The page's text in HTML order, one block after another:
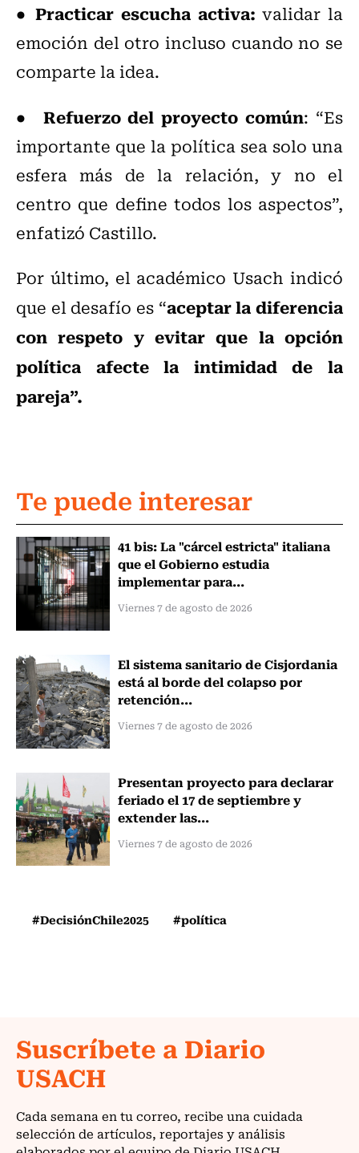
●Practicar escucha activa: validar la
emoción del otro incluso cuando no se
comparte la idea.
● Refuerzo del proyecto común: “Es
importante que la política sea solo una
esfera más de la relación, y no el
centro que define todos los aspectos”,
enfatizó Castillo.
Por último, el académico Usach indicó
que el desafío es “aceptar la diferencia
con respeto y evitar que la opción
política afecte la intimidad de la
pareja”.
Te puede interesar
41 bis: La "cárcel estricta" italiana
que el Gobierno estudia
implementar para...
Viernes 7 de agosto de 2026
El sistema sanitario de Cisjordania
está al borde del colapso por
retención...
Viernes 7 de agosto de 2026
Presentan proyecto para declarar
feriado el 17 de septiembre y
extender las...
Viernes 7 de agosto de 2026
#DecisiónChile2025 #política